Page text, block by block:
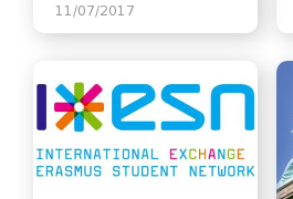
11/07/2017